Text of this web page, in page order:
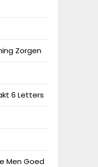
Zorgen
6 Letters
Men Goed